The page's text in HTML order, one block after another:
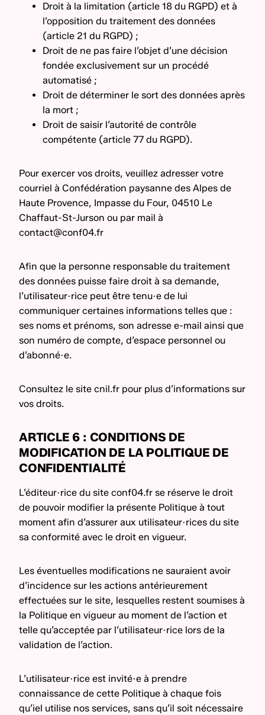
Droit à la limitation (article 18 du RGPD) et à
l’opposition du traitement des données
(article 21 du RGPD) ;
Droit de ne pas faire l’objet d’une décision
fondée exclusivement sur un procédé
automatisé ;
Droit de déterminer le sort des données après
la mort ;
Droit de saisir l’autorité de contrôle
compétente (article 77 du RGPD).
Pour exercer vos droits, veuillez adresser votre
courriel à Confédération paysanne des Alpes de
Haute Provence, Impasse du Four, 04510 Le
Chaffaut-St-Jurson ou par mail à
contact@conf04.fr
Afin que la personne responsable du traitement
des données puisse faire droit à sa demande,
l’utilisateur·rice peut être tenu·e de lui
communiquer certaines informations telles que :
ses noms et prénoms, son adresse e-mail ainsi que
son numéro de compte, d’espace personnel ou
d’abonné·e.
Consultez le site cnil.fr pour plus d’informations sur
vos droits.
ARTICLE 6 : CONDITIONS DE
MODIFICATION DE LA POLITIQUE DE
CONFIDENTIALITÉ
L’éditeur·rice du site conf04.fr se réserve le droit
de pouvoir modifier la présente Politique à tout
moment afin d’assurer aux utilisateur·rices du site
sa conformité avec le droit en vigueur.
Les éventuelles modifications ne sauraient avoir
d’incidence sur les actions antérieurement
effectuées sur le site, lesquelles restent soumises à
la Politique en vigueur au moment de l’action et
telle qu’acceptée par l’utilisateur·rice lors de la
validation de l’action.
L’utilisateur·rice est invité·e à prendre
connaissance de cette Politique à chaque fois
qu’iel utilise nos services, sans qu’il soit nécessaire